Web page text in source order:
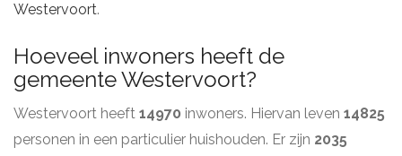
Westervoort.
Hoeveel inwoners heeft de
gemeente Westervoort?
Westervoort heeft 14970 inwoners. Hiervan leven 14825
personen in een particulier huishouden. Er zijn 2035